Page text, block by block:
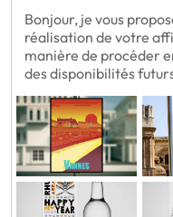
Bonjour, je vous
réalisation de votre
manière de procéder
des disponibilités